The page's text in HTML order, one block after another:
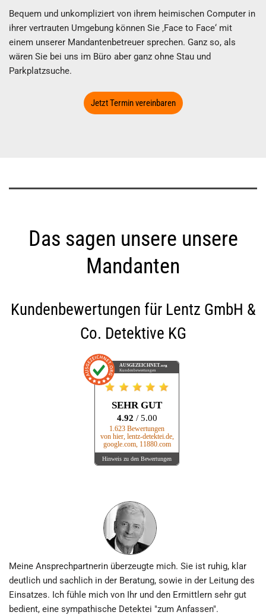
Bequem und unkompliziert von ihrem heimischen Computer in
ihrer vertrauten Umgebung können Sie ‚Face to Face‘ mit
einem unserer Mandantenbetreuer sprechen. Ganz so, als
wären Sie bei uns im Büro aber ganz ohne Stau und
Parkplatzsuche.
Jetzt Termin vereinbaren
Das sagen unsere unsere
Mandanten
Kundenbewertungen für Lentz GmbH &
Co. Detektive KG
AUSGEZEICHNET .org
Kundenbewertungen
SEHR GUT
4.92 / 5.00
1.623 Bewertungen
von hier, lentz-detektei.de,
google.com, 11880.com
Hinweis zu den Bewertungen
Meine Ansprechpartnerin überzeugte mich. Sie ist ruhig, klar
deutlich und sachlich in der Beratung, sowie in der Leitung des
Einsatzes. Ich fühle mich von Ihr und den Ermittlern sehr gut
bedient, eine sympathische Detektei "zum Anfassen".